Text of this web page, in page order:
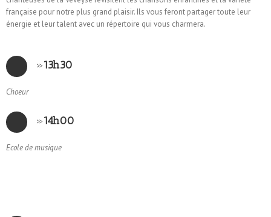
française pour notre plus grand plaisir. Ils vous feront partager toute leur
énergie et leur talent avec un répertoire qui vous charmera.
»13h30
Choeur
»14h00
Ecole de musique